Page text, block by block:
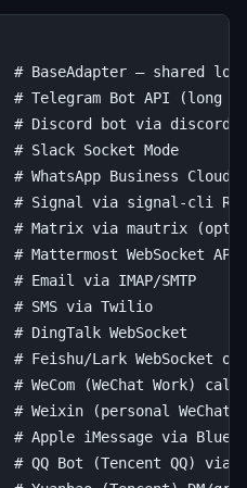
BaseAdapter — shared
Telegram Bot API (long
Discord bot via
Socket Mode
WhatsApp Business Cloud
Signal via signal-cli
Matrix via mautrix
Mattermost WebSocket API
via IMAP/SMTP
SMS via Twilio
WebSocket
Lark WebSocket or
(WeChat Work)
Weixin (personal
Apple iMessage via
Bot (Tencent QQ) via